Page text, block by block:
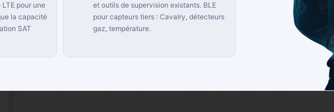
pour une
la capacité
SAT
et outils de supervision existants. BLE
pour capteurs tiers : Cavalry, détecteurs
gaz, température.